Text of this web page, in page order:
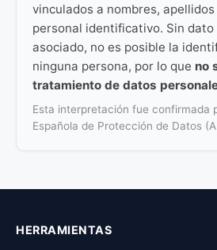
vinculados a nombres,
personal identificativo. Sin dato
asociado, no es posible la
ninguna persona, por lo que no
tratamiento de datos
Esta interpretación fue confirmada
Española de Protección de Datos
HERRAMIENTAS